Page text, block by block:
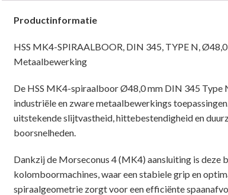
Productinformatie
HSS MK4-SPIRAALBOOR, DIN 345, TYPE N,
Metaalbewerking
De HSS MK4-spiraalboor Ø48,0 mm DIN 345 Type
industriële en zware metaalbewerkings
uitstekende slijtvastheid, hittebestendigheid en
boorsnelheden.
Dankzij de Morseconus 4 (MK4) aansluiting is
kolomboormachines, waar een stabiele grip en
spiraalgeometrie zorgt voor een efficiënte